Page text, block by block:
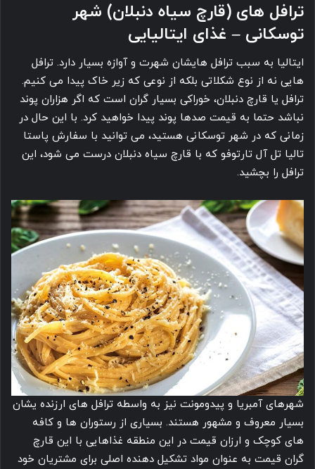
ترافل های (قارچ سیاه دنبلان) شهر
توسکانی – غذای ایتالیایی
ایتالیا به سبب ترافل هایشان شهرت و آوازه بسیار دارد. ترافل
هایی نه از نوع شکلاتی بلکه از نوعی که زیر خاک پیدا می کنیم.
ترافل یا قارچ دنبلان، خوراکی بسیار گران است که اگر هزاران پوند
نباشد حتما به قیمت صدها پوند پیدا خواهید کرد. با این حال در
زمانی که در شهر توسکانی هستید، می توانید با سفارش پاستا
تالیا تل آل تارتوفو که با قارچ سیاه دنبلان درست می شود، این
ترافل را بچشید.
شهرهای آمبریا و پیدومونت نیز به واسطه ترافل های ارزنده یشان
بسیار معروف و مشهور هستند. بسیاری از رستوران ها و کافه
های کوچک و ارزان قیمت در این منطقه غذاهایی با این قارچ
گران قیمت به عنوان مواد تشکیل دهنده اصلی برای مشتریان خود